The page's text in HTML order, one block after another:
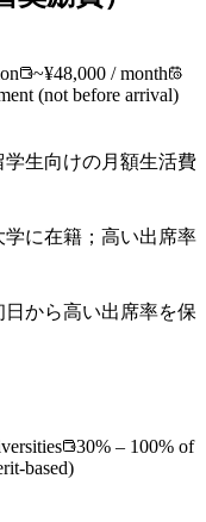
~¥48,000 / month
(not before arrival)
生向けの月額生活費
に在籍；高い出席率
から高い出席率を保
30% – 100% of
based)